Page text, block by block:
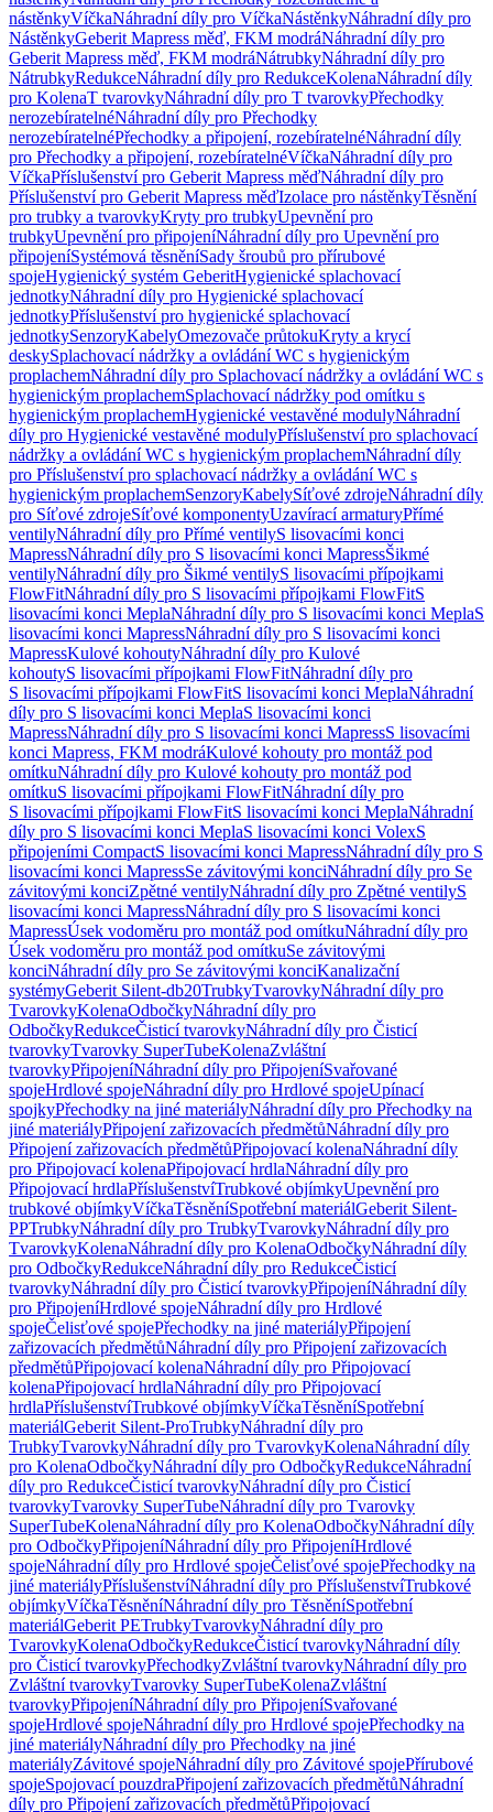
nástěnkyVíčkaNáhradní díly pro VíčkaNástěnkyNáhradní díly pro
NástěnkyGeberit Mapress měď, FKM modráNáhradní díly pro
Geberit Mapress měď, FKM modráNátrubkyNáhradní díly pro
NátrubkyRedukceNáhradní díly pro RedukceKolenaNáhradní díly
pro KolenaT tvarovkyNáhradní díly pro T tvarovkyPřechodky
nerozebíratelnéNáhradní díly pro Přechodky
nerozebíratelnéPřechodky a připojení, rozebíratelnéNáhradní díly
pro Přechodky a připojení, rozebíratelnéVíčkaNáhradní díly pro
VíčkaPříslušenství pro Geberit Mapress měďNáhradní díly pro
Příslušenství pro Geberit Mapress měďIzolace pro nástěnkyTěsnění
pro trubky a tvarovkyKryty pro trubkyUpevnění pro
trubkyUpevnění pro připojeníNáhradní díly pro Upevnění pro
připojeníSystémová těsněníSady šroubů pro přírubové
spojeHygienický systém GeberitHygienické splachovací
jednotkyNáhradní díly pro Hygienické splachovací
jednotkyPříslušenství pro hygienické splachovací
jednotkySenzoryKabelyOmezovače průtokuKryty a krycí
deskySplachovací nádržky a ovládání WC s hygienickým
proplachemNáhradní díly pro Splachovací nádržky a ovládání WC s
hygienickým proplachemSplachovací nádržky pod omítku s
hygienickým proplachemHygienické vestavěné modulyNáhradní
díly pro Hygienické vestavěné modulyPříslušenství pro splachovací
nádržky a ovládání WC s hygienickým proplachemNáhradní díly
pro Příslušenství pro splachovací nádržky a ovládání WC s
hygienickým proplachemSenzoryKabelySíťové zdrojeNáhradní díly
pro Síťové zdrojeSíťové komponentyUzavírací armaturyPřímé
ventilyNáhradní díly pro Přímé ventilyS lisovacími konci
MapressNáhradní díly pro S lisovacími konci MapressŠikmé
ventilyNáhradní díly pro Šikmé ventilyS lisovacími přípojkami
FlowFitNáhradní díly pro S lisovacími přípojkami FlowFitS
lisovacími konci MeplaNáhradní díly pro S lisovacími konci MeplaS
lisovacími konci MapressNáhradní díly pro S lisovacími konci
MapressKulové kohoutyNáhradní díly pro Kulové
kohoutyS lisovacími přípojkami FlowFitNáhradní díly pro
S lisovacími přípojkami FlowFitS lisovacími konci MeplaNáhradní
díly pro S lisovacími konci MeplaS lisovacími konci
MapressNáhradní díly pro S lisovacími konci MapressS lisovacími
konci Mapress, FKM modráKulové kohouty pro montáž pod
omítkuNáhradní díly pro Kulové kohouty pro montáž pod
omítkuS lisovacími přípojkami FlowFitNáhradní díly pro
S lisovacími přípojkami FlowFitS lisovacími konci MeplaNáhradní
díly pro S lisovacími konci MeplaS lisovacími konci VolexS
připojeními CompactS lisovacími konci MapressNáhradní díly pro S
lisovacími konci MapressSe závitovými konciNáhradní díly pro Se
závitovými konciZpětné ventilyNáhradní díly pro Zpětné ventilyS
lisovacími konci MapressNáhradní díly pro S lisovacími konci
MapressÚsek vodoměru pro montáž pod omítkuNáhradní díly pro
Úsek vodoměru pro montáž pod omítkuSe závitovými
konciNáhradní díly pro Se závitovými konciKanalizační
systémyGeberit Silent-db20TrubkyTvarovkyNáhradní díly pro
TvarovkyKolenaOdbočkyNáhradní díly pro
OdbočkyRedukceČisticí tvarovkyNáhradní díly pro Čisticí
tvarovkyTvarovky SuperTubeKolenaZvláštní
tvarovkyPřipojeníNáhradní díly pro PřipojeníSvařované
spojeHrdlové spojeNáhradní díly pro Hrdlové spojeUpínací
spojkyPřechodky na jiné materiályNáhradní díly pro Přechodky na
jiné materiályPřipojení zařizovacích předmětůNáhradní díly pro
Připojení zařizovacích předmětůPřipojovací kolenaNáhradní díly
pro Připojovací kolenaPřipojovací hrdlaNáhradní díly pro
Připojovací hrdlaPříslušenstvíTrubkové objímkyUpevnění pro
trubkové objímkyVíčkaTěsněníSpotřební materiálGeberit Silent-
PPTrubkyNáhradní díly pro TrubkyTvarovkyNáhradní díly pro
TvarovkyKolenaNáhradní díly pro KolenaOdbočkyNáhradní díly
pro OdbočkyRedukceNáhradní díly pro RedukceČisticí
tvarovkyNáhradní díly pro Čisticí tvarovkyPřipojeníNáhradní díly
pro PřipojeníHrdlové spojeNáhradní díly pro Hrdlové
spojeČelisťové spojePřechodky na jiné materiályPřipojení
zařizovacích předmětůNáhradní díly pro Připojení zařizovacích
předmětůPřipojovací kolenaNáhradní díly pro Připojovací
kolenaPřipojovací hrdlaNáhradní díly pro Připojovací
hrdlaPříslušenstvíTrubkové objímkyVíčkaTěsněníSpotřební
materiálGeberit Silent-ProTrubkyNáhradní díly pro
TrubkyTvarovkyNáhradní díly pro TvarovkyKolenaNáhradní díly
pro KolenaOdbočkyNáhradní díly pro OdbočkyRedukceNáhradní
díly pro RedukceČisticí tvarovkyNáhradní díly pro Čisticí
tvarovkyTvarovky SuperTubeNáhradní díly pro Tvarovky
SuperTubeKolenaNáhradní díly pro KolenaOdbočkyNáhradní díly
pro OdbočkyPřipojeníNáhradní díly pro PřipojeníHrdlové
spojeNáhradní díly pro Hrdlové spojeČelisťové spojePřechodky na
jiné materiályPříslušenstvíNáhradní díly pro PříslušenstvíTrubkové
objímkyVíčkaTěsněníNáhradní díly pro TěsněníSpotřební
materiálGeberit PETrubkyTvarovkyNáhradní díly pro
TvarovkyKolenaOdbočkyRedukceČisticí tvarovkyNáhradní díly
pro Čisticí tvarovkyPřechodkyZvláštní tvarovkyNáhradní díly pro
Zvláštní tvarovkyTvarovky SuperTubeKolenaZvláštní
tvarovkyPřipojeníNáhradní díly pro PřipojeníSvařované
spojeHrdlové spojeNáhradní díly pro Hrdlové spojePřechodky na
jiné materiályNáhradní díly pro Přechodky na jiné
materiályZávitové spojeNáhradní díly pro Závitové spojePřírubové
spojeSpojovací pouzdraPřipojení zařizovacích předmětůNáhradní
díly pro Připojení zařizovacích předmětůPřipojovací